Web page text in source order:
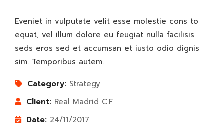
Eveniet in vulputate velit esse molestie cons to
equat, vel illum dolore eu feugiat nulla facilisis
seds eros sed et accumsan et iusto odio dignis
sim. Temporibus autem.
Category: Strategy
Client: Real Madrid C.F
Date: 24/11/2017